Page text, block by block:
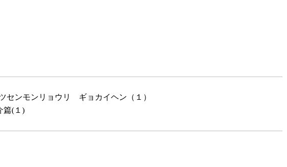
センモンリョウリ ギョカイヘン（１）
(１)